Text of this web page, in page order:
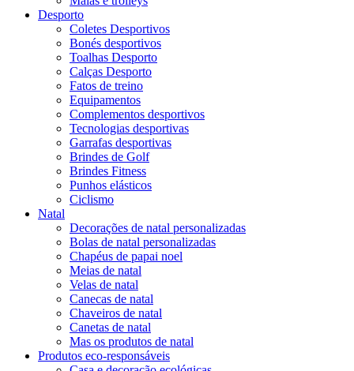
Desporto
Coletes Desportivos
Bonés desportivos
Toalhas Desporto
Calças Desporto
Fatos de treino
Equipamentos
Complementos desportivos
Tecnologias desportivas
Garrafas desportivas
Brindes de Golf
Brindes Fitness
Punhos elásticos
Ciclismo
Natal
Decorações de natal personalizadas
Bolas de natal personalizadas
Chapéus de papai noel
Meias de natal
Velas de natal
Canecas de natal
Chaveiros de natal
Canetas de natal
Mas os produtos de natal
Produtos eco-responsáveis